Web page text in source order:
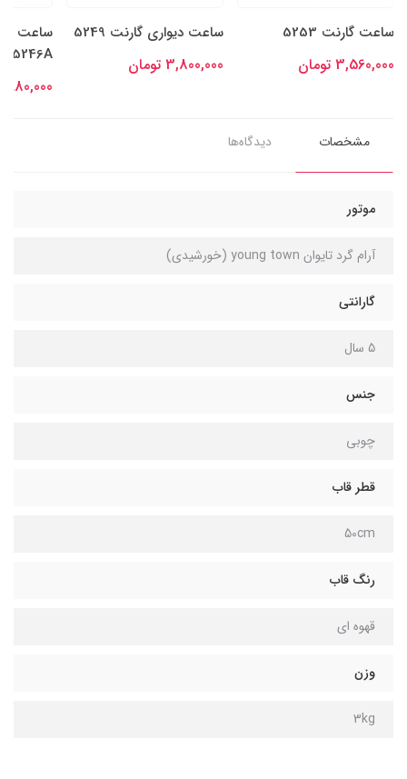
ساعت گارنت 5253
3,560,000 تومان
ساعت دیواری گارنت 5249
3,800,000 تومان
ساعت
5246A
3,980,000
مشخصات دیدگاه‌ها
موتور
آرام گرد تایوان young town (خورشیدی)
گارانتی
5 سال
جنس
چوبی
قطر قاب
50cm
رنگ قاب
قهوه ای
وزن
3kg